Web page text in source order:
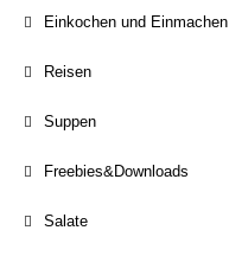
Einkochen und Einmachen
Reisen
Suppen
Freebies&Downloads
Salate